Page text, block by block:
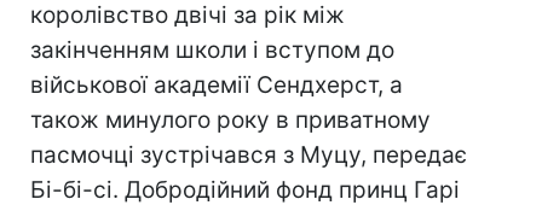
королівство двічі за рік між
закінченням школи і вступом до
військової академії Сендхерст, а
також минулого року в приватному
пасмочці зустрічався з Муцу, передає
Бі-бі-сі. Добродійний фонд принц Гарі